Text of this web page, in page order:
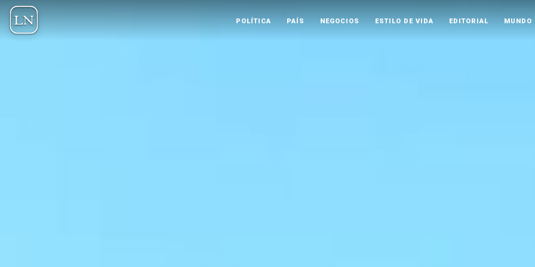
POLÍTICA PAÍS NEGOCIOS ESTILO DE VIDA EDITORIAL MUNDO